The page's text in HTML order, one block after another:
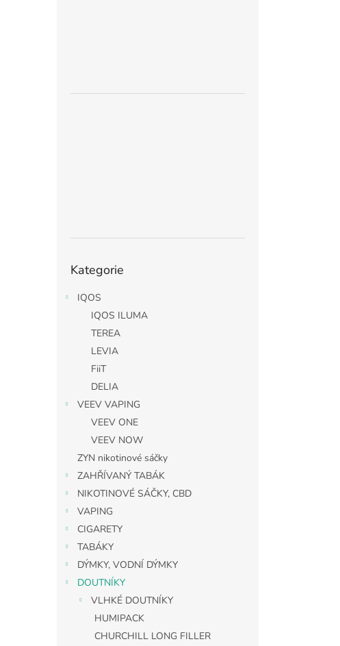
kategorie
Kategorie
IQOS
IQOS ILUMA
TEREA
LEVIA
FiiT
DELIA
VEEV VAPING
VEEV ONE
VEEV NOW
ZYN nikotinové sáčky
ZAHŘÍVANÝ TABÁK
NIKOTINOVÉ SÁČKY, CBD
VAPING
CIGARETY
TABÁKY
DÝMKY, VODNÍ DÝMKY
DOUTNÍKY
VLHKÉ DOUTNÍKY
HUMIPACK
CHURCHILL LONG FILLER